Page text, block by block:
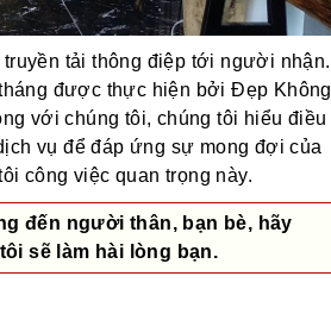
tải thông điệp tới người nhận.
được thực hiện bởi Đẹp Không
với chúng tôi, chúng tôi hiểu điều
vụ để đáp ứng sự mong đợi của
công việc quan trọng này.
đến người thân, bạn bè, hãy
sẽ làm hài lòng bạn.